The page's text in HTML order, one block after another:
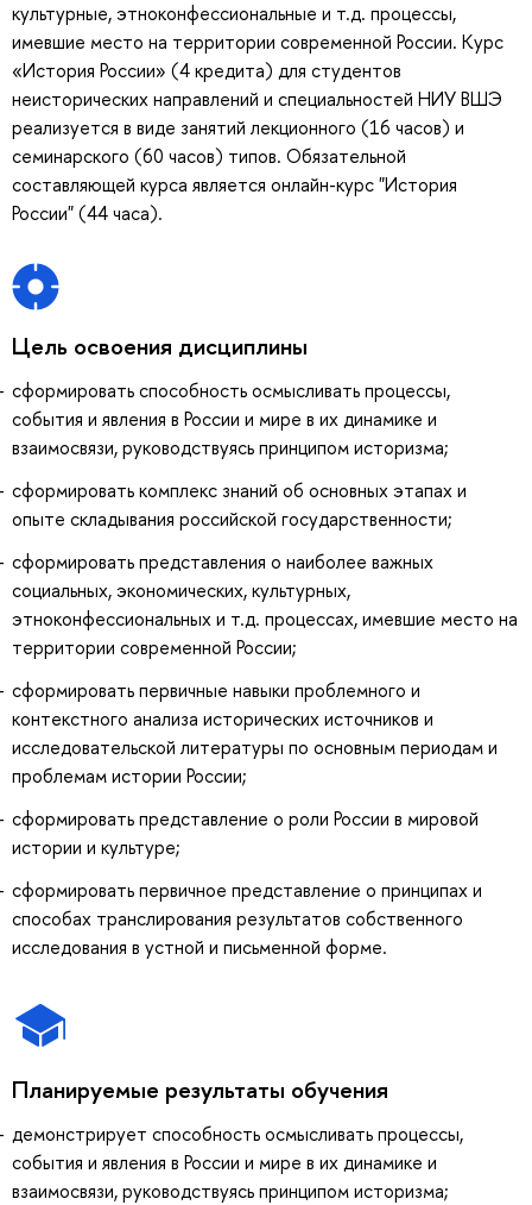
культурные, этноконфессиональные и т.д. процессы,
имевшие место на территории современной России. Курс
«История России» (4 кредита) для студентов
неисторических направлений и специальностей НИУ ВШЭ
реализуется в виде занятий лекционного (16 часов) и
семинарского (60 часов) типов. Обязательной
составляющей курса является онлайн-курс "История
России" (44 часа).
Цель освоения дисциплины
сформировать способность осмысливать процессы,
события и явления в России и мире в их динамике и
взаимосвязи, руководствуясь принципом историзма;
сформировать комплекс знаний об основных этапах и
опыте складывания российской государственности;
сформировать представления о наиболее важных
социальных, экономических, культурных,
этноконфессиональных и т.д. процессах, имевшие место на
территории современной России;
сформировать первичные навыки проблемного и
контекстного анализа исторических источников и
исследовательской литературы по основным периодам и
проблемам истории России;
сформировать представление о роли России в мировой
истории и культуре;
сформировать первичное представление о принципах и
способах транслирования результатов собственного
исследования в устной и письменной форме.
Планируемые результаты обучения
демонстрирует способность осмысливать процессы,
события и явления в России и мире в их динамике и
взаимосвязи, руководствуясь принципом историзма;